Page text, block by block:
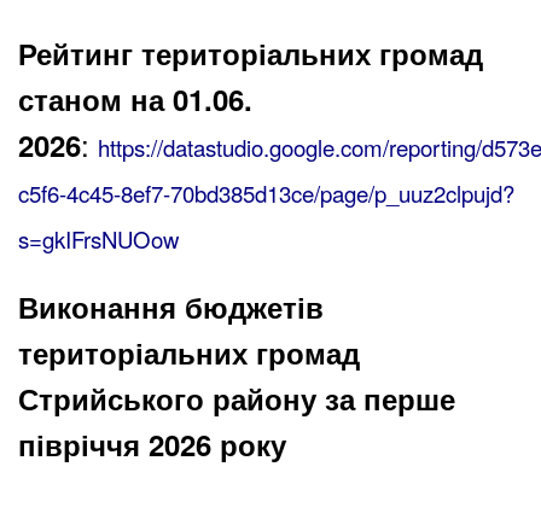
Рейтинг територіальних громад
станом на 01.06.
2026: https://datastudio.google.com/reporting/
c5f6-4c45-8ef7-70bd385d13ce/page/p_uuz2clpujd?
s=gkIFrsNUOow
Виконання бюджетів
територіальних громад
Стрийського району за перше
півріччя 2026 року